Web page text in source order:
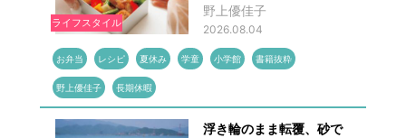
ライフスタイル
野上優佳子
2026.08.04
お弁当 レシピ 夏休み 学童 小学館 書籍抜粋
野上優佳子 長期休暇
浮き輪のまま転覆、砂で